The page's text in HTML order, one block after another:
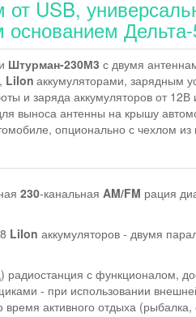
от USB,
Штурман-230М3 с двумя
LiIon аккумуляторами, зарядным
и заряда аккумуляторов от
выноса антенны на крышу
опционально с чехлом
230-канальная AM/FM рация
LiIon аккумуляторов - двумя
) радиостанция с функционалом,
- при использовании
время активного отдыха (рыбалка,